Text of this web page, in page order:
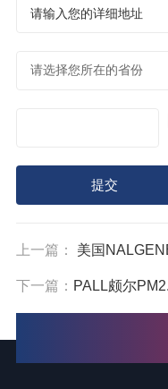
上一篇： 美国
下一篇： PALL颇尔PM2.5空